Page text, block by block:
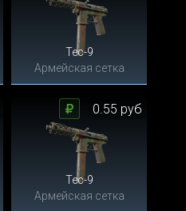
Tec-9
Армейская сетка
Tec-9
Армейская сетка
0.55 руб